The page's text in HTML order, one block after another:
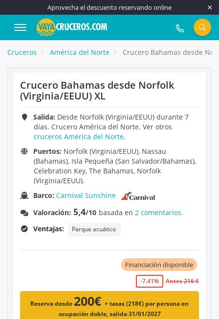
Aprovecha el descuento reservando online
917 815 555
Cruceros América del Norte Crucero Bahamas desde
Crucero Bahamas desde Norfolk
(Virginia/EEUU) XL
Salida: Desde Norfolk (Virginia/EEUU) durante 7
días. Crucero América del Norte. Ver otros
cruceros América del Norte.
Puertos: Norfolk (Virginia/EEUU), Nassau
(Bahamas), Isla Pequeña (San Salvador/Bahamas),
Celebration Key, The Bahamas, Norfolk
(Virginia/EEUU).
Barco:Carnival Sunshine
Valoración: 5,4/10 basada en2 comentarios.
Ventajas:
Parque acuático
Financiación disponible
-7.41% Antes 216 €
Reserva desde 200€ + tasas (218€) por persona en
ocupación doble, salida 31/01/2027